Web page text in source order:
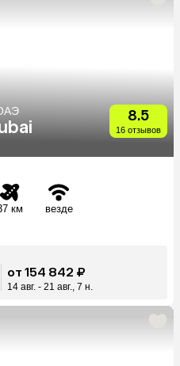
8.5
16 отзывов
км везде
от 154 842 ₽
14 авг. - 21 авг., 7 н.